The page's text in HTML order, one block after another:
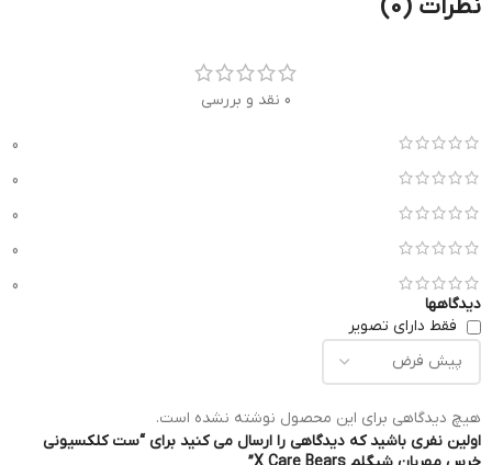
نظرات (0)
0 نقد و بررسی
0
0
0
0
0
دیدگاهها
فقط دارای تصویر
هیچ دیدگاهی برای این محصول نوشته نشده است.
اولین نفری باشید که دیدگاهی را ارسال می کنید برای “ست کلکسیونی